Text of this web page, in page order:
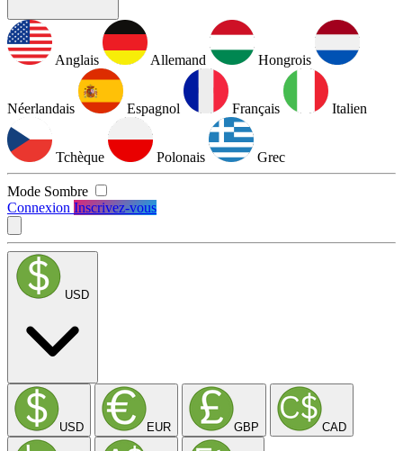
Anglais Allemand Hongrois
Néerlandais Espagnol Français Italien
Tchèque Polonais Grec
Mode Sombre
Connexion Inscrivez-vous
USD
USD EUR GBP CAD